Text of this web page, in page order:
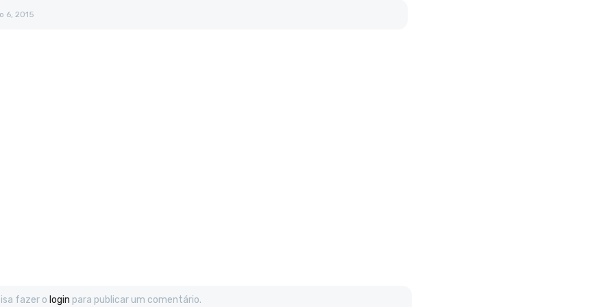
6, 2015
fazer o login para publicar um comentário.